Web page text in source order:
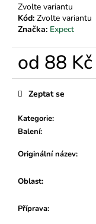
Zvolte variantu
Kód: Zvolte variantu
Značka: Expect
od 88 Kč
Měrná
cena:
Kategorie:
Balení:
Originální název:
Oblast:
Příprava:
Zeptat se
D
o
p
o
u
m